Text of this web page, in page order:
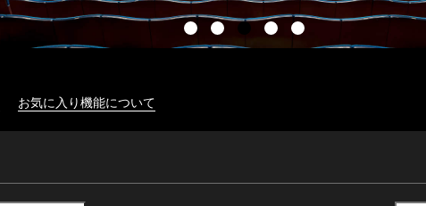
お気に入り機能について